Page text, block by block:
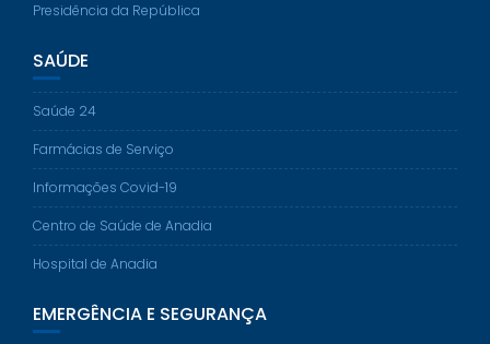
Presidência da República
SAÚDE
Saúde 24
Farmácias de Serviço
Informações Covid-19
Centro de Saúde de Anadia
Hospital de Anadia
EMERGÊNCIA E SEGURANÇA